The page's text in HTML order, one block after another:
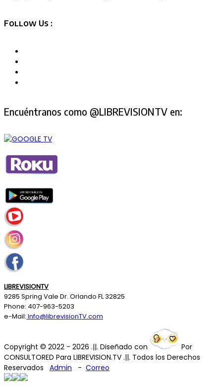
Follow Us :
Encuéntranos como @LIBREVISIONTV en:
LIBREVISIONTV
9285 Spring Vale Dr. Orlando FL 32825
Phone: 407-963-5203
e-Mail: Info@librevisionTV.com
Copyright © 2022 - 2026 .||. Diseñado con
Por
CONSULTORED Para LIBREVISION.TV .||. Todos los Derechos
Reservados Admin - Correo